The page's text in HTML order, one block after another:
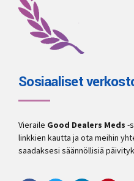
Sosiaaliset
Vieraile Good Dealers Meds -
linkkien kautta ja ota meihin
saadaksesi säännöllisiä